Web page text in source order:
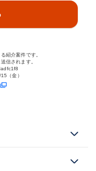
紹介案件です。
信されます。
（金）